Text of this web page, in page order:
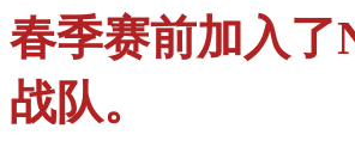
春季赛前加入了
战队。